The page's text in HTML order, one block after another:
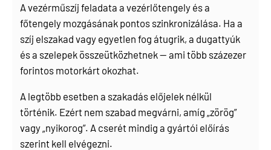
A vezérműszíj feladata a vezérlőtengely és a
főtengely mozgásának pontos szinkronizálása. Ha a
szíj elszakad vagy egyetlen fog átugrik, a dugattyúk
és a szelepek összeütközhetnek — ami több százezer
forintos motorkárt okozhat.
A legtöbb esetben a szakadás előjelek nélkül
történik. Ezért nem szabad megvárni, amíg „zörög”
vagy „nyikorog”. A cserét mindig a gyártói előírás
szerint kell elvégezni.